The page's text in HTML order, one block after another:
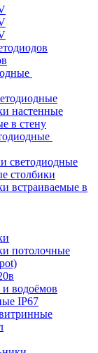
настенные
в стену
светодиодные
столбики
встраиваемые в
потолочные
водоёмов
IP67